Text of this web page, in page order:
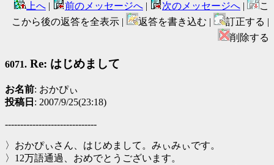
上へ | 前のメッセージへ | 次のメッセージへ |
こ
こから後の返答を全表示 |
返答を書き込む |
訂正する |
削除する
6071. Re: はじめまして
お名前: おかぴぃ
投稿日 : 2007/9/25(23:18)
------------------------------
〉おかぴぃさん、はじめまして。みぃみぃです。
〉12万語通過、おめでとうございます。